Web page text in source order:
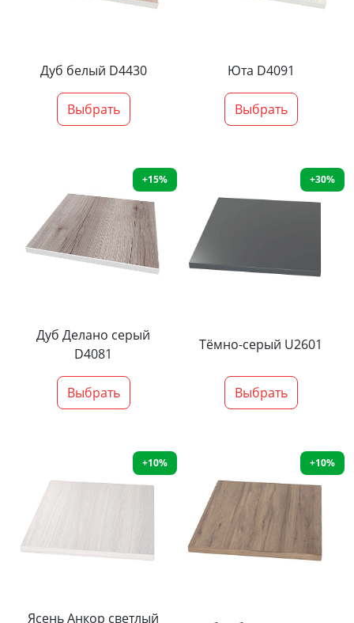
Дуб белый D4430
Выбрать
Юта D4091
Выбрать
+15%
Дуб Делано серый
D4081
Выбрать
+30%
Тёмно-серый U2601
Выбрать
+10%
Ясень Анкор светлый
+10%